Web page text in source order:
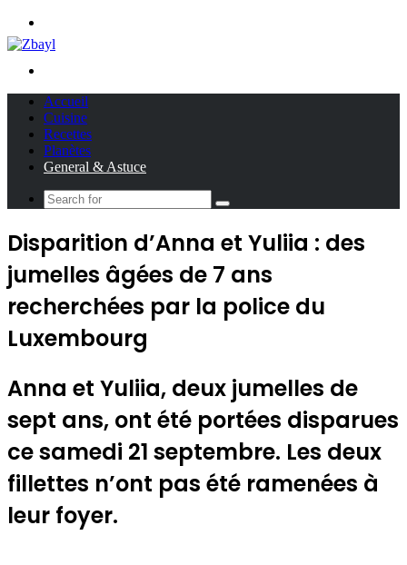
Accueil
Cuisine
Recettes
Planètes
General & Astuce
Search
Disparition d’Anna et Yuliia : des
jumelles âgées de 7 ans
recherchées par la police du
Luxembourg
Anna et Yuliia, deux jumelles de
sept ans, ont été portées disparues
ce samedi 21 septembre. Les deux
fillettes n’ont pas été ramenées à
leur foyer.